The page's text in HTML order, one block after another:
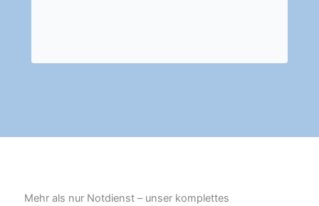
Mehr als nur Notdienst – unser komplettes